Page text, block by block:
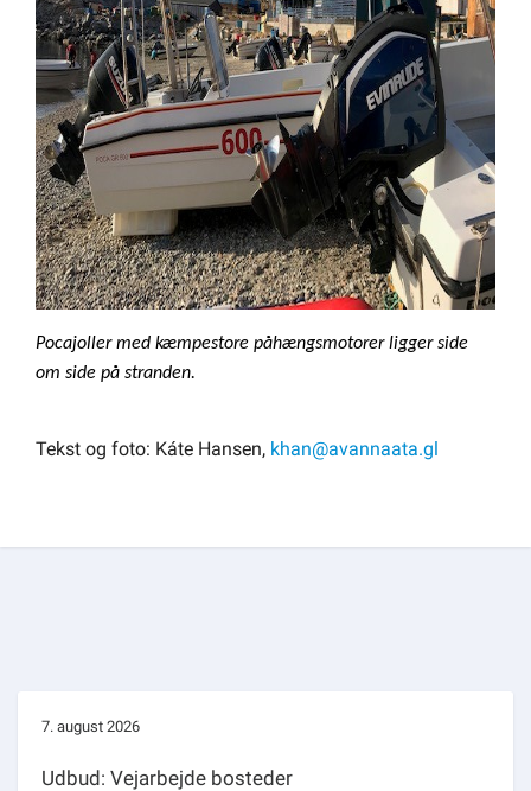
Pocajoller med kæmpestore påhængsmotorer ligger side
om side på stranden.
Tekst og foto: Káte Hansen, khan@avannaata.gl
7. august 2026
Udbud: Vejarbejde bosteder